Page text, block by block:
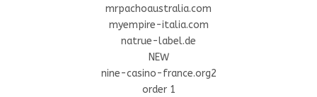
mrpachoaustralia.com
myempire-italia.com
natrue-label.de
NEW
nine-casino-france.org2
order 1